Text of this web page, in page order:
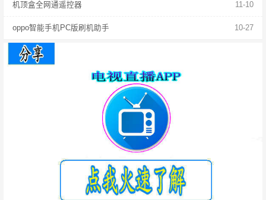
11-10
机顶盒全网通遥控器
10-27
oppo智能手机PC版刷机助手